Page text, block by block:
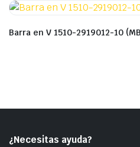
Barra en V 1510-2919012-10
¿Necesitas ayuda?